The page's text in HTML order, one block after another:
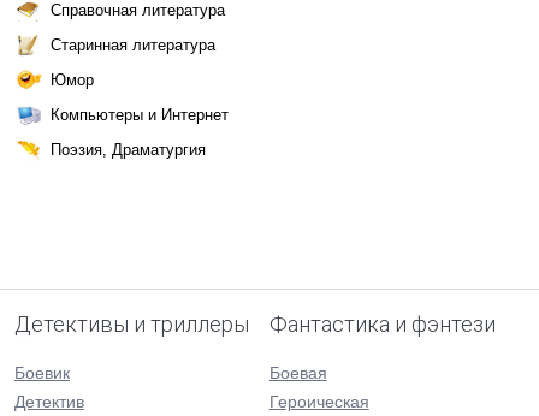
Справочная литература
Старинная литература
Юмор
Компьютеры и Интернет
Поэзия, Драматургия
Детективы и триллеры
Боевик
Детектив
Фантастика и фэнтези
Боевая
Героическая